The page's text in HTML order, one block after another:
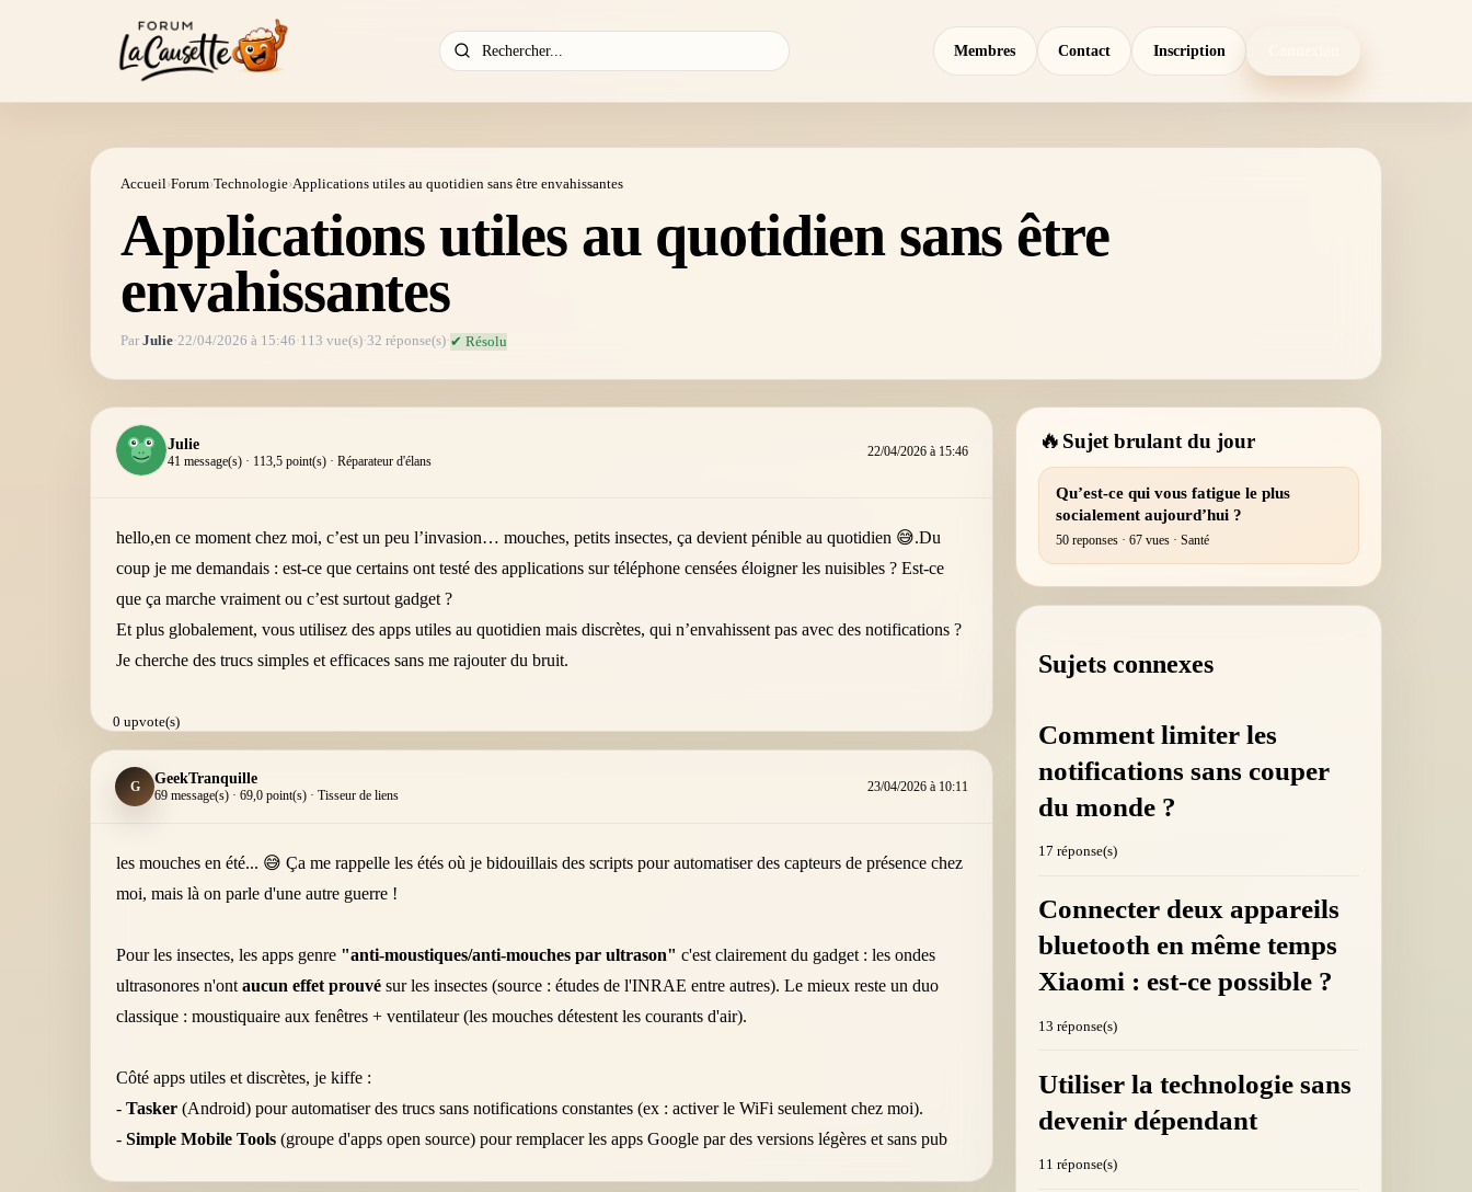
Membres Contact Inscription
Accueil›Forum›Technologie›Applications utiles au quotidien sans être envahissantes
Applications utiles au quotidien sans être
envahissantes
ParJulie·22/04/2026 à 15:46·113 vue(s)·32 réponse(s)·✔ Résolu
Julie
41 message(s) · 113,5 point(s) · Réparateur d'élans
22/04/2026 à 15:46
hello,en ce moment chez moi, c’est un peu l’invasion… mouches, petits insectes, ça devient pénible au quotidien 😅.Du
coup je me demandais : est-ce que certains ont testé des applications sur téléphone censées éloigner les nuisibles ? Est-ce
que ça marche vraiment ou c’est surtout gadget ?
Et plus globalement, vous utilisez des apps utiles au quotidien mais discrètes, qui n’envahissent pas avec des notifications ?
Je cherche des trucs simples et efficaces sans me rajouter du bruit.
0 upvote(s)
G GeekTranquille
69 message(s) · 69,0 point(s) · Tisseur de liens
23/04/2026 à 10:11
les mouches en été... 😅 Ça me rappelle les étés où je bidouillais des scripts pour automatiser des capteurs de présence chez
moi, mais là on parle d'une autre guerre !
Pour les insectes, les apps genre "anti-moustiques/anti-mouches par ultrason" c'est clairement du gadget : les ondes
ultrasonores n'ontaucun effet prouvé sur les insectes (source : études de l'INRAE entre autres). Le mieux reste un duo
classique : moustiquaire aux fenêtres + ventilateur (les mouches détestent les courants d'air).
Côté apps utiles et discrètes, je kiffe :
-Tasker (Android) pour automatiser des trucs sans notifications constantes (ex : activer le WiFi seulement chez moi).
-Simple Mobile Tools (groupe d'apps open source) pour remplacer les apps Google par des versions légères et sans pub
🔥 Sujet brulant du jour
Qu’est-ce qui vous fatigue le plus
socialement aujourd’hui ?
50 reponses · 67 vues · Santé
Sujets connexes
Comment limiter les
notifications sans couper
du monde ?
17 réponse(s)
Connecter deux appareils
bluetooth en même temps
Xiaomi : est-ce possible ?
13 réponse(s)
Utiliser la technologie sans
devenir dépendant
11 réponse(s)